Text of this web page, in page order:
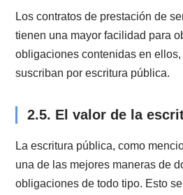
que tiene una obligación
bien es útil, hay que
cobrarlo a través de un juicio
pesos. Con la excepción de
cobranza.
Por último, el cheque
documentar una obligación
su protesto, será un título